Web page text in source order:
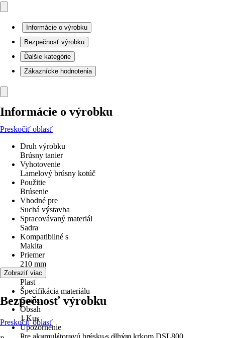
Informácie o výrobku
Bezpečnosť výrobku
Ďalšie kategórie
Zákaznícke hodnotenia
Informácie o výrobku
Preskočiť oblasť
Druh výrobku
Brúsny tanier
Vyhotovenie
Lamelový brúsny kotúč
Použitie
Brúsenie
Vhodné pre
Suchá výstavba
Spracovávaný materiál
Sadra
Kompatibilné s
Makita
Priemer
210 mm
Materiál
Plast
Špecifikácia materiálu
Guma
Obsah
1 Kus
Upozornenie
Pre akumulátorovú brúsku s dlhým krkom DSL800
Zobraziť viac
Bezpečnosť výrobku
Preskočiť oblasť